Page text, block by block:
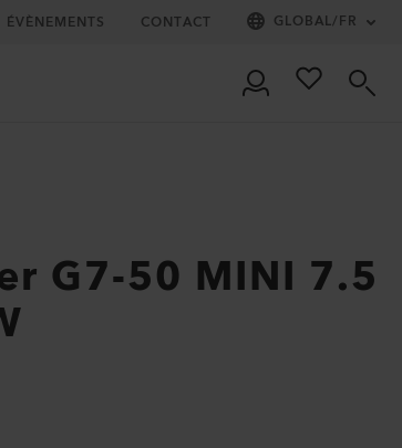
ÉVÈNEMENTS CONTACT GLOBAL/FR
G7-50 MINI 7.5